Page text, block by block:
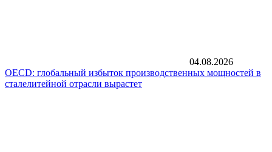
04.08.2026
OECD: глобальный избыток производственных мощностей в
сталелитейной отрасли вырастет